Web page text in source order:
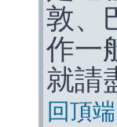
敦、
作一
就請
回頂端